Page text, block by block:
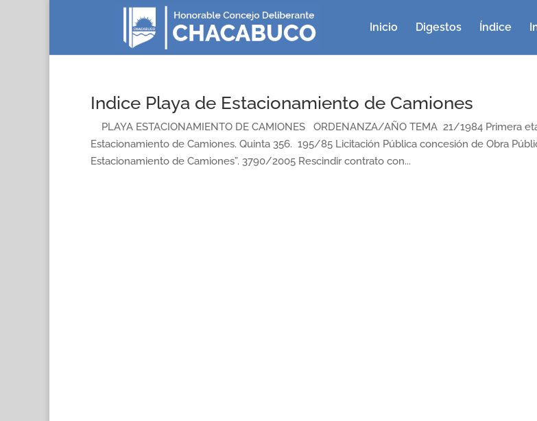
Inicio Digestos Índice
Indice Playa de Estacionamiento de Camiones
PLAYA ESTACIONAMIENTO DE CAMIONES ORDENANZA/AÑO TEMA 21/1984 Primera
Estacionamiento de Camiones. Quinta 356. 195/85 Licitación Pública concesión de Obra
Estacionamiento de Camiones”. 3790/2005 Rescindir contrato con...